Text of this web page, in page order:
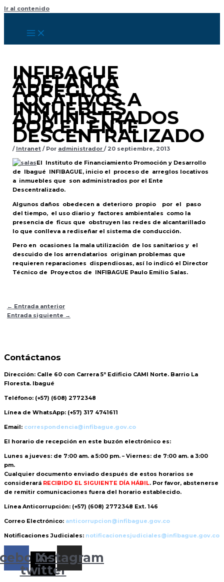
Ir al contenido
INFIBAGUE
ADELANTA
ARREGLOS
LOCATIVOS A
INMUEBLES
ADMINISTRADOS
POR EL ENTE
DESCENTRALIZADO
/ Intranet/ Por administrador / 20 septiembre, 2013
El Instituto de Financiamiento Promoción y Desarrollo
de Ibagué INFIBAGUE, inicio el proceso de arreglos locativos
a inmuebles que son administrados por el Ente
Descentralizado.
Algunos daños obedecen a deterioro propio por el paso
del tiempo, el uso diario y factores ambientales como la
presencia de ficus que obstruyen las redes de alcantarillado
lo que conlleva a rediseñar el sistema de conducción.
Pero en ocasiones la mala utilización de los sanitarios y el
descuido de los arrendatarios originan problemas que
requieren reparaciones dispendiosas, así lo indicó el Director
Técnico de Proyectos de INFIBAGUE Paulo Emilio Salas.
← Entrada anterior
Entrada siguiente →
Contáctanos
Dirección: Calle 60 con Carrera 5ª Edificio CAMI Norte. Barrio La
Floresta. Ibagué
Teléfono: (+57) (608) 2772348
Línea de WhatsApp: (+57) 317 4741611
Email: correspondencia@infibague.gov.co
El horario de recepción en este buzón electrónico es:
Lunes a jueves: de 7:00 am. a 5:00 pm. – Viernes: de 7:00 am. a 3:00
pm.
Cualquier documento enviado después de estos horarios se
considerará RECIBIDO EL SIGUIENTE DÍA HÁBIL. Por favor, abstenerse
de remitir comunicaciones fuera del horario establecido.
Línea Anticorrupción: (+57) (608) 2772348 Ext. 146
Correo Electrónico: anticorrupcion@infibague.gov.co
Notificaciones Judiciales: notificacionesjudiciales@infibague.gov.co
X-
twitter
Instagram